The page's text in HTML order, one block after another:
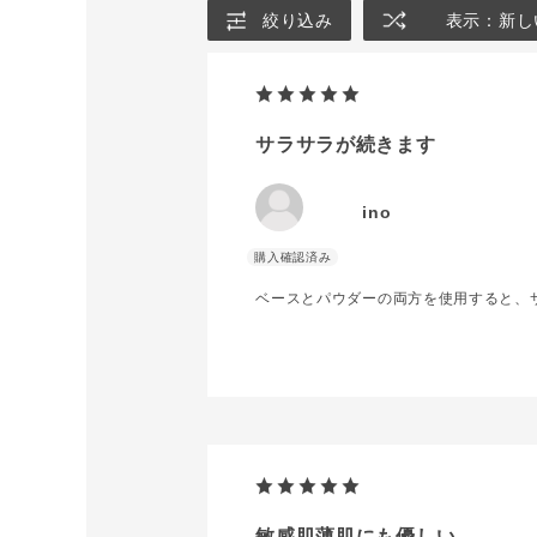
絞り込み 表示：新
サラサラが続きます
ino
ベースとパウダーの両方を使用すると